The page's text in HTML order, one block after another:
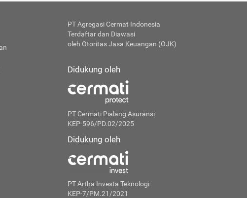
PT Agregasi Cermat Indonesia
Terdaftar dan Diawasi
oleh Otoritas Jasa Keuangan (OJK)
Didukung oleh
PT Cermati Pialang Asuransi
KEP-596/PD.02/2025
Didukung oleh
PT Artha Investa Teknologi
KEP-7/PM.21/2021